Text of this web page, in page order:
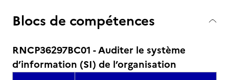
Blocs de compétences
RNCP36297BC01 - Auditer le système
d’information (SI) de l’organisation